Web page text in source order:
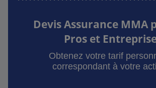
Devis Assurance MMA
Pros et
Obtenez votre tarif
correspondant à votre